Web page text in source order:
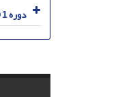
دوره 1 (1391)